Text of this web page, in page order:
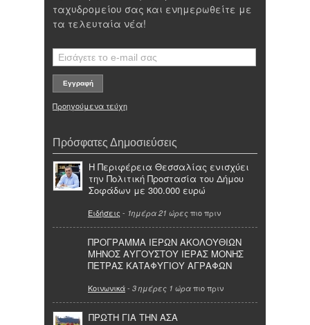
ταχυδρομείου σας και ενημερωθείτε με
τα τελευταία νέα!
Προηγούμενα τεύχη
Πρόσφατες Δημοσιεύσεις
Η Περιφέρεια Θεσσαλίας ενισχύει
την Πολιτική Προστασία του Δήμου
Σοφάδων με 300.000 ευρώ
Ειδήσεις - 1ημέρα 21 ώρες πιο πριν
ΠΡΟΓΡΑΜΜΑ ΙΕΡΩΝ ΑΚΟΛΟΥΘΙΩΝ
ΜΗΝΟΣ ΑΥΓΟΥΣΤΟΥ ΙΕΡΑΣ ΜΟΝΗΣ
ΠΕΤΡΑΣ ΚΑΤΑΦΥΓΙΟΥ ΑΓΡΑΦΩΝ
Κοινωνικά- 3 ημέρες 1 ώρα πιο πριν
ΠΡΩΤΗ ΓΙΑ ΤΗΝ ΑΣΑ